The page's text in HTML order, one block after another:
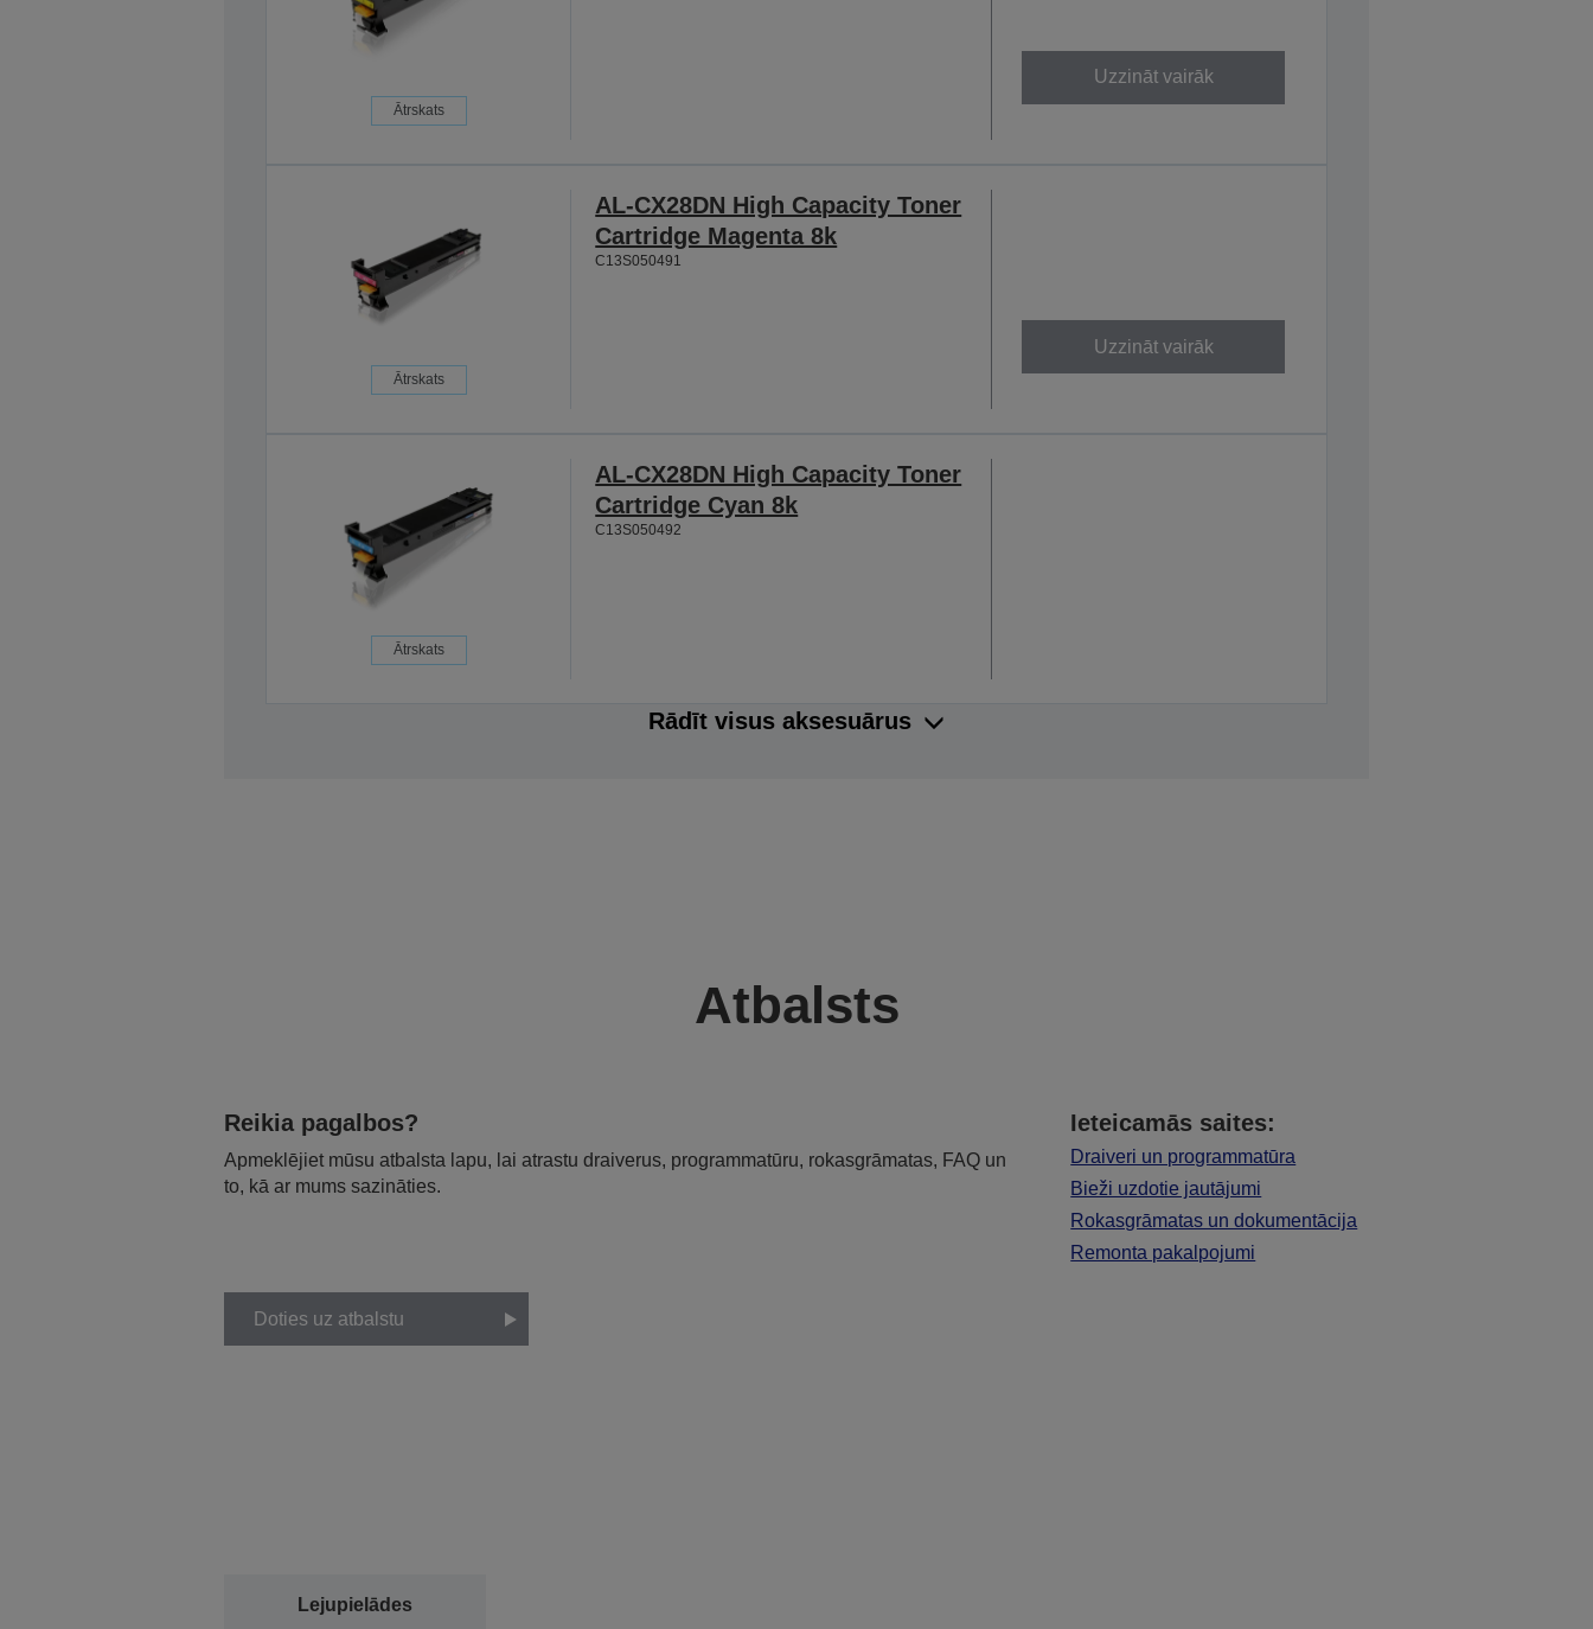
Ātrskats
Uzzināt vairāk
Ātrskats
AL-CX28DN High Capacity Toner
Cartridge Magenta 8k
C13S050491
Uzzināt vairāk
Ātrskats
AL-CX28DN High Capacity Toner
Cartridge Cyan 8k
C13S050492
Rādīt visus aksesuārus
Atbalsts
Reikia pagalbos?
Apmeklējiet mūsu atbalsta lapu, lai atrastu draiverus, programmatūru, rokasgrāmatas, FAQ un
to, kā ar mums sazināties.
Ieteicamās saites:
Draiveri un programmatūra
Bieži uzdotie jautājumi
Rokasgrāmatas un dokumentācija
Remonta pakalpojumi
Doties uz atbalstu
Lejupielādes